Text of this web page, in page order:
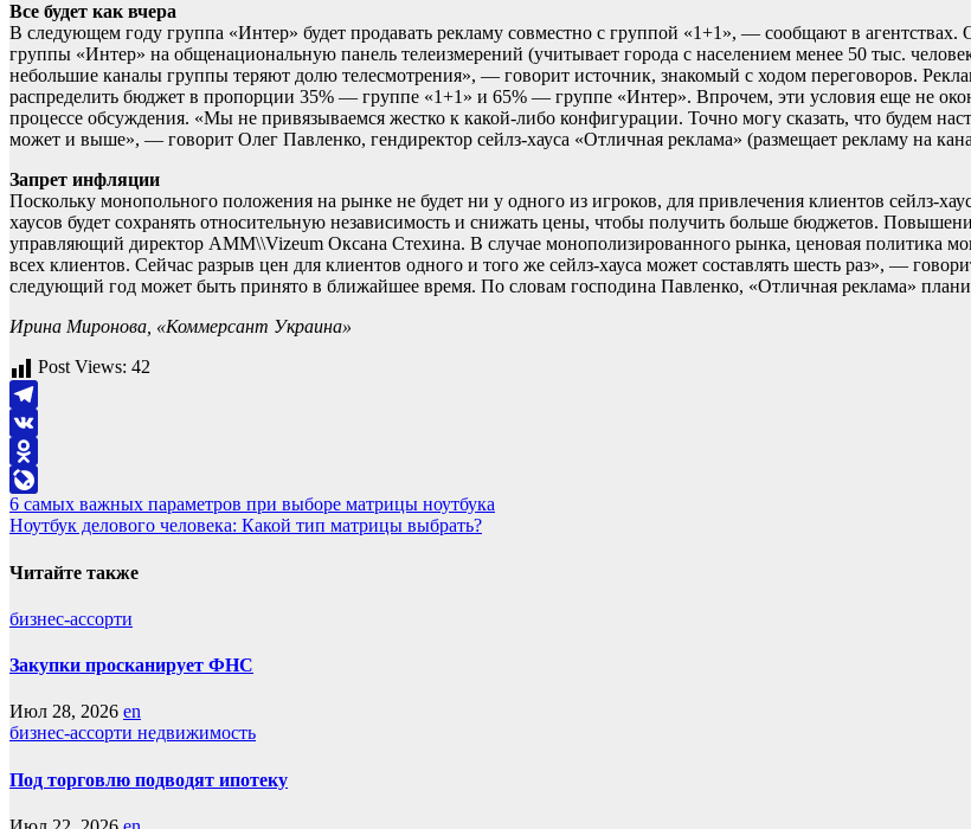
Все будет как вчера
В следующем году группа «Интер» будет продавать рекламу совместно с группой «1+1», — сообщают в
группы «Интер» на общенациональную панель телеизмерений (учитывает города с населением менее 50 тыс.
небольшие каналы группы теряют долю телесмотрения», — говорит источник, знакомый с ходом переговоров.
распределить бюджет в пропорции 35% — группе «1+1» и 65% — группе «Интер». Впрочем, эти условия еще не
процессе обсуждения. «Мы не привязываемся жестко к какой-либо конфигурации. Точно могу сказать, что будем
может и выше», — говорит Олег Павленко, гендиректор сейлз-хауса «Отличная реклама» (размещает рекламу на
Запрет инфляции
Поскольку монопольного положения на рынке не будет ни у одного из игроков, для привлечения клиентов сейлз-
хаусов будет сохранять относительную независимость и снижать цены, чтобы получить больше бюджетов.
управляющий директор AMM\\Vizeum Оксана Стехина. В случае монополизированного рынка, ценовая политика
всех клиентов. Сейчас разрыв цен для клиентов одного и того же сейлз-хауса может составлять шесть раз», —
следующий год может быть принято в ближайшее время. По словам господина Павленко, «Отличная реклама»
Ирина Миронова, «Коммерсант Украина»
Post Views: 42
Telegram
VK
Odnoklassniki
LiveJournal
Навигация
по
записям
6 самых важных параметров при выборе матрицы ноутбука
Ноутбук делового человека: Какой тип матрицы выбрать?
Читайте также
бизнес-ассорти
Закупки просканирует ФНС
Июл 28, 2026 en
бизнес-ассорти недвижимость
Под торговлю подводят ипотеку